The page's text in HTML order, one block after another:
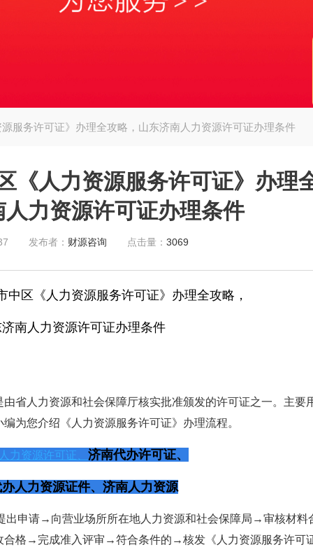
服务许可证》办理全攻略，山东济南人力资源许可证办理条件
《人力资源服务许可证》办理
力资源许可证办理条件
发布者： 财源咨询 点击量： 3069
中区《人力资源服务许可证》办理全攻略，
南人力资源许可证办理条件
省人力资源和社会保障厅核实批准颁发的许可证之一。主要
为您介绍《人力资源服务许可证》办理流程。
力资源许可证 济南代办许可证、
人力资源证件、济南人力资源
出申请→向营业场所所在地人力资源和社会保障局→审核材
格→完成准入评审→符合条件的→核发《人力资源服务许可